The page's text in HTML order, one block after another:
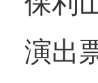
演出